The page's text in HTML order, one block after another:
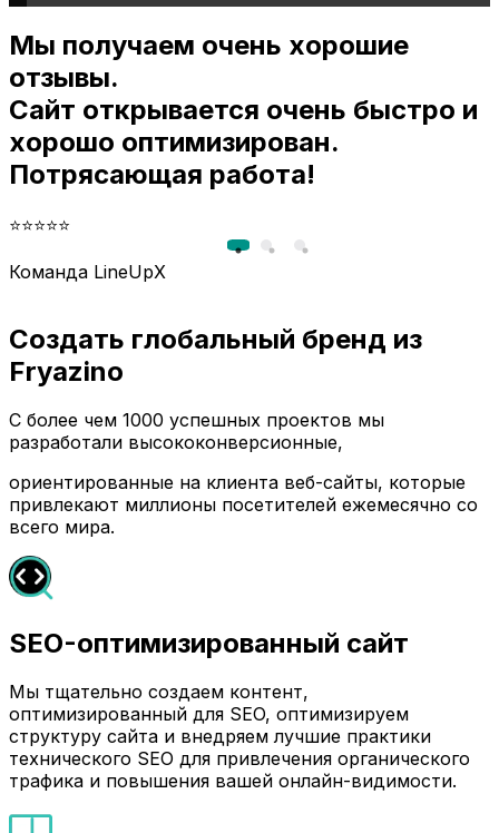
Мы получаем очень хорошие
отзывы.
Сайт открывается очень быстро и
хорошо оптимизирован.
Потрясающая работа!
⭐⭐⭐⭐⭐
Команда LineUpX
Создать глобальный бренд из
Fryazino
С более чем 1000 успешных проектов мы
разработали высококонверсионные,
ориентированные на клиента веб-сайты, которые
привлекают миллионы посетителей ежемесячно со
всего мира.
SEO-оптимизированный сайт
Мы тщательно создаем контент,
оптимизированный для SEO, оптимизируем
структуру сайта и внедряем лучшие практики
технического SEO для привлечения органического
трафика и повышения вашей онлайн-видимости.